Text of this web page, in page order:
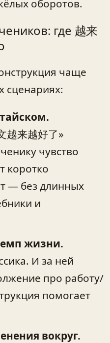
оборотов.
где 越来
чаще
сценариях:
越来越好了»
чувство
коротко
— без длинных
и
жизни.
И за ней
про работу/
помогает
вокруг.